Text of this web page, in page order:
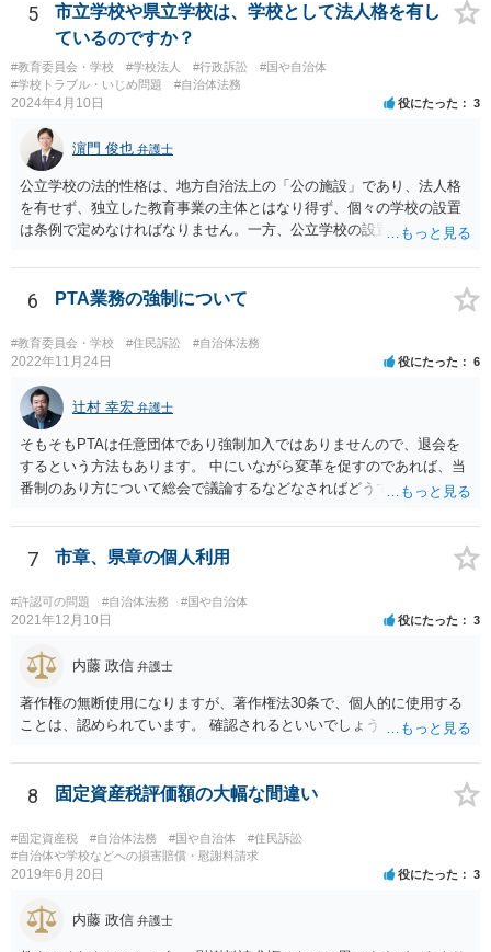
5
市立学校や県立学校は、学校として法人格を有し
ているのですか？
#教育委員会・学校 #学校法人 #行政訴訟
#国や自治体
#学校トラブル・いじめ問題
#自治体法務
2024年4月10日 役にたった 3
濵門 俊也 弁護士
公立学校の法的性格は、地方自治法上の「公の施設」であり、法人格
を有せず、独立した教育事業の主体とはなり得ず、個々の学校の設置
は条例で定めなければなりません。一方、公立学校の設置者である地
利義務の主体となる法人格を有し、教育事業の主体となっています。
ちなみに、公立学校は教育行政組織上の取扱いとしては「教育機関」
であり、校舎・校地等は地方自治法上「行政財産」とされています。
6 PTA業務の強制について
#教育委員会・学校 #住民訴訟 #自治体法務
2022年11月24日 役にたった 6
辻村 幸宏 弁護士
そもそもPTAは任意団体であり強制加入ではありませんので、退会を
するという方法もあります。 中にいながら変革を促すのであれば、当
番制のあり方について総会で議論するなどなさればどうでしょうか。
7 市章、県章の個人利用
#許認可の問題 #自治体法務 #国や自治体
2021年12月10日 役にたった 3
内藤 政信 弁護士
著作権の無断使用になりますが、著作権法30条で、個人的に使用する
ことは、認められています。 確認されるといいでしょう。
8 固定資産税評価額の大幅な間違い
#固定資産税 #自治体法務 #国や自治体
#住民訴訟
#自治体や学校などへの損害賠償・慰謝料請求
2019年6月20日 役にたった 3
内藤 政信 弁護士